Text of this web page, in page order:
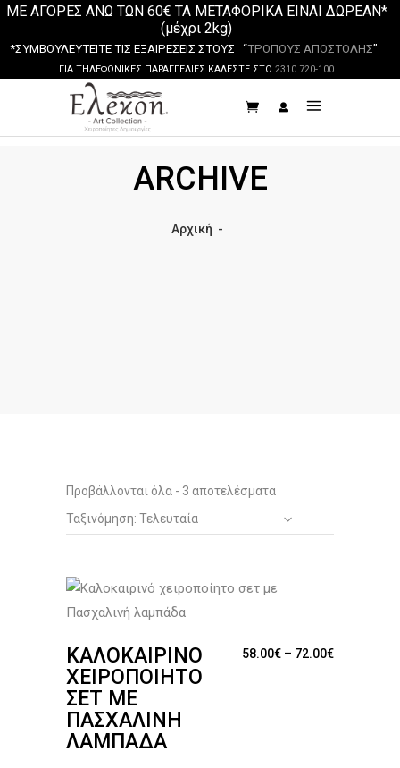
ΜΕ ΑΓΟΡΕΣ ΑΝΩ ΤΩΝ 60€ ΤΑ ΜΕΤΑΦΟΡΙΚΑ ΕΙΝΑΙ ΔΩΡΕΑΝ*
(μέχρι 2kg)
*ΣΥΜΒΟΥΛΕΥΤΕΙΤΕ ΤΙΣ ΕΞΑΙΡΕΣΕΙΣ ΣΤΟΥΣ “ΤΡΟΠΟΥΣ ΑΠΟΣΤΟΛΗΣ”
ΓΙΑ ΤΗΛΕΦΩΝΙΚΕΣ ΠΑΡΑΓΓΕΛΙΕΣ ΚΑΛΕΣΤΕ ΣΤΟ 2310 720-100
ARCHIVE
Αρχική -
Προβάλλονται όλα - 3 αποτελέσματα
by
Ταξινόμηση: Τελευταία
ΚΑΛΟΚΑΙΡΙΝΌ
ΧΕΙΡΟΠΟΊΗΤΟ
ΣΕΤ ΜΕ
ΠΑΣΧΑΛΙΝΉ
ΛΑΜΠΆΔΑ
58.00€ – 72.00€Price